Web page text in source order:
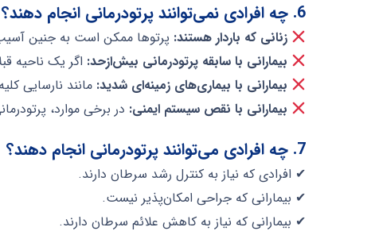
6. چه افرادی نمی‌توانند پرتودرمانی انجام دهند؟
زنانی که باردار هستند: پرتوها ممکن است به جنین
بیمارانی با سابقه پرتودرمانی بیش‌ازحد: اگر یک ناحیه
بیمارانی با بیماری‌های زمینه‌ای شدید: مانند نارسایی
بیمارانی با نقص سیستم ایمنی: در برخی موارد،
7. چه افرادی می‌توانند پرتودرمانی انجام دهند؟
✔ افرادی که نیاز به کنترل رشد سرطان دارند.
✔ بیمارانی که جراحی امکان‌پذیر نیست.
✔ بیمارانی که نیاز به کاهش علائم سرطان دارند.